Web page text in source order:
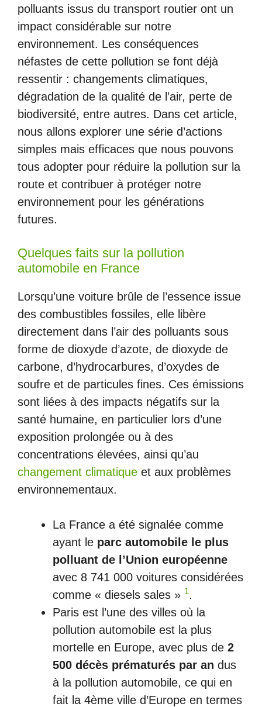
polluants issus du transport routier ont un
impact considérable sur notre
environnement. Les conséquences
néfastes de cette pollution se font déjà
ressentir : changements climatiques,
dégradation de la qualité de l’air, perte de
biodiversité, entre autres. Dans cet article,
nous allons explorer une série d’actions
simples mais efficaces que nous pouvons
tous adopter pour réduire la pollution sur la
route et contribuer à protéger notre
environnement pour les générations
futures.
Quelques faits sur la pollution
automobile en France
Lorsqu’une voiture brûle de l’essence issue
des combustibles fossiles, elle libère
directement dans l’air des polluants sous
forme de dioxyde d’azote, de dioxyde de
carbone, d’hydrocarbures, d’oxydes de
soufre et de particules fines. Ces émissions
sont liées à des impacts négatifs sur la
santé humaine, en particulier lors d’une
exposition prolongée ou à des
concentrations élevées, ainsi qu’au
changement climatique et aux problèmes
environnementaux.
La France a été signalée comme
ayant le parc automobile le plus
polluant de l’Union européenne
avec 8 741 000 voitures considérées
comme « diesels sales » 1.
Paris est l’une des villes où la
pollution automobile est la plus
mortelle en Europe, avec plus de 2
500 décès prématurés par an dus
à la pollution automobile, ce qui en
fait la 4ème ville d’Europe en termes